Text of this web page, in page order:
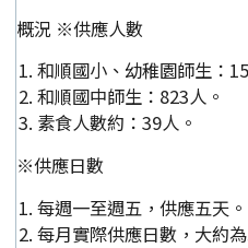
概況 ※供應人數
和順國小、幼稚園師生：
和順國中師生：823人。
素食人數約：39人。
※供應日數
每週一至週五，供應五天。
每月實際供應日數，大約